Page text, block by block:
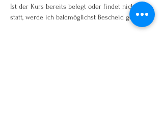
Ist der Kurs bereits belegt oder findet nicht
statt, werde ich baldmöglichst Bescheid geben.